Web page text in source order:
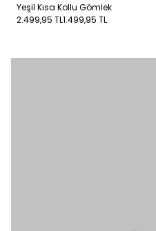
Yeşil Kısa Kollu Gömlek
2.499,95 TL1.499,95 TL